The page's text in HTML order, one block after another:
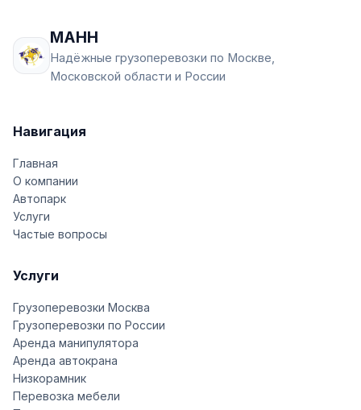
МАНН
Надёжные грузоперевозки по Москве,
Московской области и России
Навигация
Главная
О компании
Автопарк
Услуги
Частые вопросы
Услуги
Грузоперевозки Москва
Грузоперевозки по России
Аренда манипулятора
Аренда автокрана
Низкорамник
Перевозка мебели